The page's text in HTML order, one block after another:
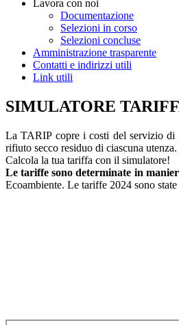
Lavora con noi
Documentazione
Selezioni in corso
Selezioni concluse
Amministrazione trasparente
Contatti e indirizzi utili
Link utili
SIMULATORE
La TARIP copre i costi del servizio di
rifiuto secco residuo di ciascuna utenza.
Calcola la tua tariffa con il simulatore!
Le tariffe sono determinate in
Ecoambiente. Le tariffe 2024 sono